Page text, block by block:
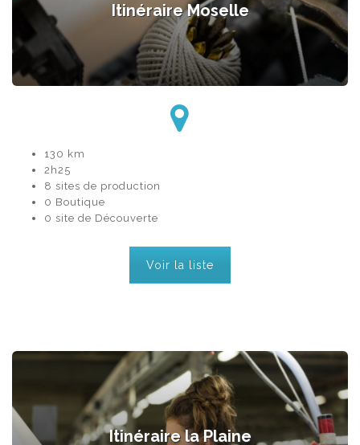
Itinéraire Moselle
130 km
2h25
8 sites de production
0 Boutique
0 site de Découverte
Voir la liste
Itinéraire la Plaine